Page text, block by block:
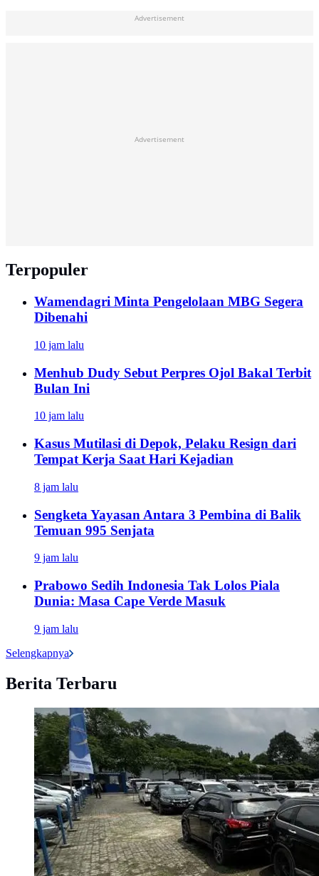
Advertisement
Advertisement
Terpopuler
Wamendagri Minta Pengelolaan MBG Segera
Dibenahi
10 jam lalu
Menhub Dudy Sebut Perpres Ojol Bakal Terbit
Bulan Ini
10 jam lalu
Kasus Mutilasi di Depok, Pelaku Resign dari
Tempat Kerja Saat Hari Kejadian
8 jam lalu
Sengketa Yayasan Antara 3 Pembina di Balik
Temuan 995 Senjata
9 jam lalu
Prabowo Sedih Indonesia Tak Lolos Piala
Dunia: Masa Cape Verde Masuk
9 jam lalu
Selengkapnya
Berita Terbaru